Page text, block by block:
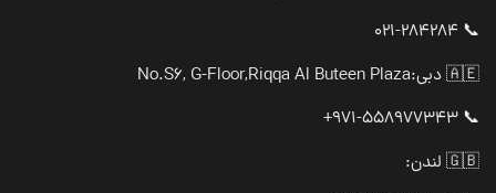
📞 021-284284
🇦🇪 دبی:
No.S6, G-Floor,Riqqa Al Buteen Plaza
📞 971-558977343+
🇬🇧 لندن: